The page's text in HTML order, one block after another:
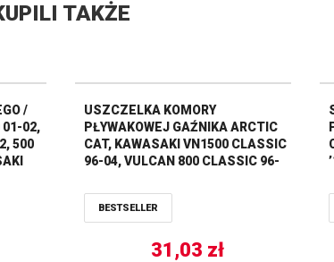
TAKŻE
/
01-02,
500
USZCZELKA KOMORY
PŁYWAKOWEJ GAŹNIKA ARCTIC
CAT, KAWASAKI VN1500 CLASSIC
96-04, VULCAN 800 CLASSIC 96-
ALL BALLS
BESTSELLER
31,03 zł